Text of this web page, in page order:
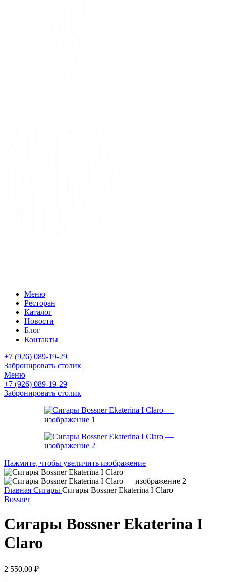
Меню
Ресторан
Каталог
Новости
Блог
Контакты
+7 (926) 089-19-29
Забронировать столик
Меню
+7 (926) 089-19-29
Забронировать столик
Нажмите, чтобы увеличить изображение
Главная Сигары Сигары Bossner Ekaterina I Claro
Bossner
Сигары Bossner Ekaterina I
Claro
2 550,00 ₽